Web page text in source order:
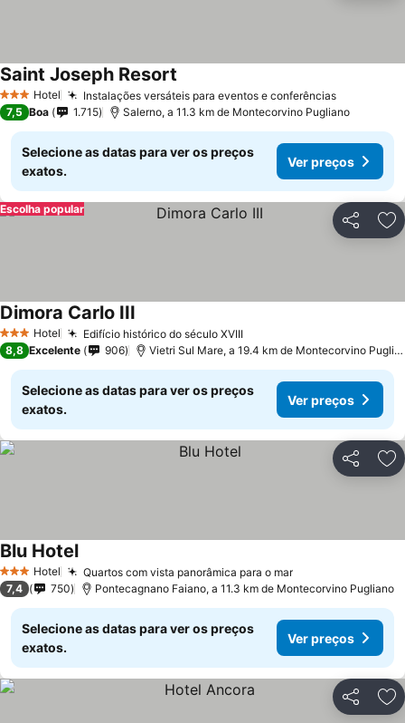
3 EstrelasHotel Instalações versáteis para eventos e conferênciasVer
Saint Joseph Resort
7,5 Boa 1.715 Salerno, a 11.3 km de Montecorvino Pugliano
Selecione as datas para ver os preços
exatos.
Ver preços
Partilhar
Escolha popular
3 EstrelasHotel Edifício histórico do século XVIIIVer preços
Dimora Carlo III
8,8 Excelente 906 Vietri Sul Mare, a 19.4 km de Montecorvino
Selecione as datas para ver os preços
exatos.
Ver preços
Partilhar
3 EstrelasHotel Quartos com vista panorâmica para o marVer preços
Blu HotelVer preços
7,4 750 Pontecagnano Faiano, a 11.3 km de Montecorvino Pugliano
Selecione as datas para ver os preços
exatos.
Ver preços
Partilhar